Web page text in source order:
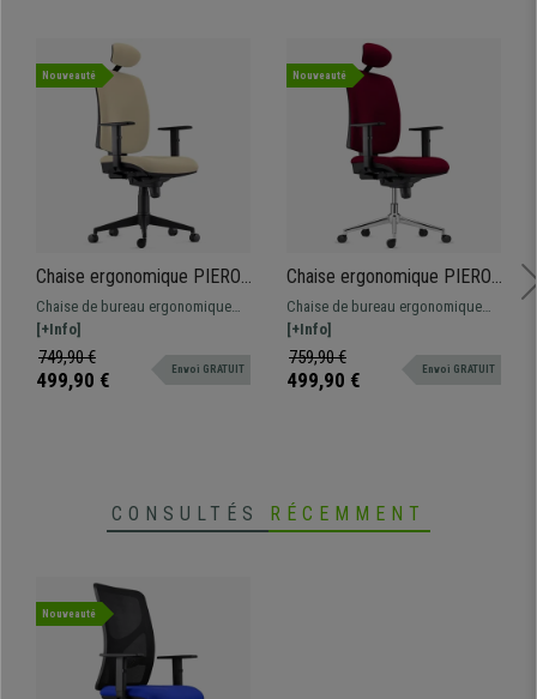
Nouveauté
Chaise ergonomique PIERO,
Appui-tête et Accoudoirs
Ajustables, en Tissu Crème
Chaise de bureau ergonomique
très confortable, élaborée à partir
de matériaux de grande qualité :
idéale pour une utilisation
[+Info]
749,90 €
499,90 € Envoi GRATUIT
Nouveauté
Chaise ergonomique PIERO,
Piétement en Acier chromé,
Appui-tête et Accoudoirs
Ajustables, en Tissu
Bordeaux
Chaise de bureau ergonomique
très confortable, élaborée à partir
de matériaux de grande qualité :
idéale pour une utilisation
[+Info]
759,90 €
499,90 € Envoi GRATUIT
CONSULTÉS RÉCEMMENT
Nouveauté